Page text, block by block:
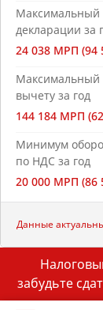
Максимальный
декларации за
24 038 МРП (94
Максимальный
вычету за год
144 184 МРП
Минимум
по НДС за год
20 000 МРП (86
Данные
забудьте